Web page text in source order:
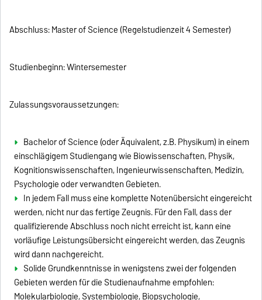
Abschluss: Master of Science (Regelstudienzeit 4 Semester)
Studienbeginn: Wintersemester
Zulassungsvoraussetzungen:
Bachelor of Science (oder Äquivalent, z.B. Physikum) in einem
einschlägigem Studiengang wie Biowissenschaften, Physik,
Kognitionswissenschaften, Ingenieurwissenschaften, Medizin,
Psychologie oder verwandten Gebieten.
In jedem Fall muss eine komplette Notenübersicht eingereicht
werden, nicht nur das fertige Zeugnis. Für den Fall, dass der
qualifizierende Abschluss noch nicht erreicht ist, kann eine
vorläufige Leistungsübersicht eingereicht werden, das Zeugnis
wird dann nachgereicht.
Solide Grundkenntnisse in wenigstens zwei der folgenden
Gebieten werden für die Studienaufnahme empfohlen:
Molekularbiologie, Systembiologie, Biopsychologie,